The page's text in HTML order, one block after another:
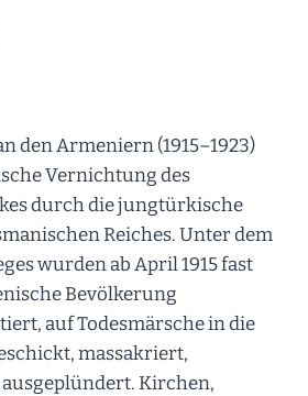
den Armeniern (1915–1923)
Vernichtung des
durch die jungtürkische
Reiches. Unter dem
wurden ab April 1915 fast
Bevölkerung
auf Todesmärsche in die
massakriert,
Kirchen,